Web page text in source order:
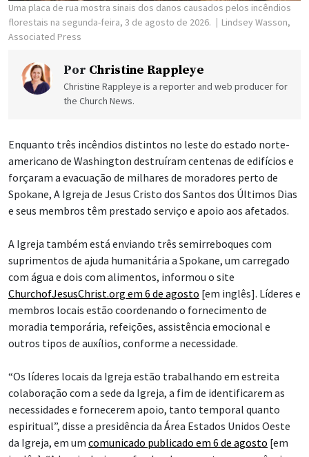
Uma placa de rua mostra sinais dos danos causados pelos incêndios
florestais na segunda-feira, 3 de agosto de 2026.
Lindsey Wasson,
Associated Press
Por Christine Rappleye
Christine Rappleye is a reporter and web producer for
the Church News.
Enquanto três incêndios distintos no leste do estado norte-
americano de Washington destruíram centenas de edifícios e
forçaram a evacuação de milhares de moradores perto de
Spokane, A Igreja de Jesus Cristo dos Santos dos Últimos Dias
e seus membros têm prestado serviço e apoio aos afetados.
A Igreja também está enviando três semirreboques com
suprimentos de ajuda humanitária a Spokane, um carregado
com água e dois com alimentos, informou o site
ChurchofJesusChrist.org em 6 de agosto [em inglês]. Líderes e
membros locais estão coordenando o fornecimento de
moradia temporária, refeições, assistência emocional e
outros tipos de auxílios, conforme a necessidade.
“Os líderes locais da Igreja estão trabalhando em estreita
colaboração com a sede da Igreja, a fim de identificarem as
necessidades e fornecerem apoio, tanto temporal quanto
espiritual”, disse a presidência da Área Estados Unidos Oeste
da Igreja, em um comunicado publicado em 6 de agosto [em